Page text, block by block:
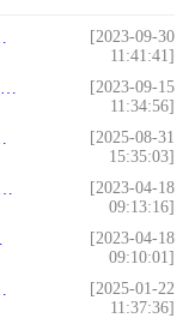
[2023-09-30
11:41:41]
[2023-09-15
11:34:56]
[2025-08-31
15:35:03]
[2023-04-18
09:13:16]
[2023-04-18
09:10:01]
[2025-01-22
11:37:36]